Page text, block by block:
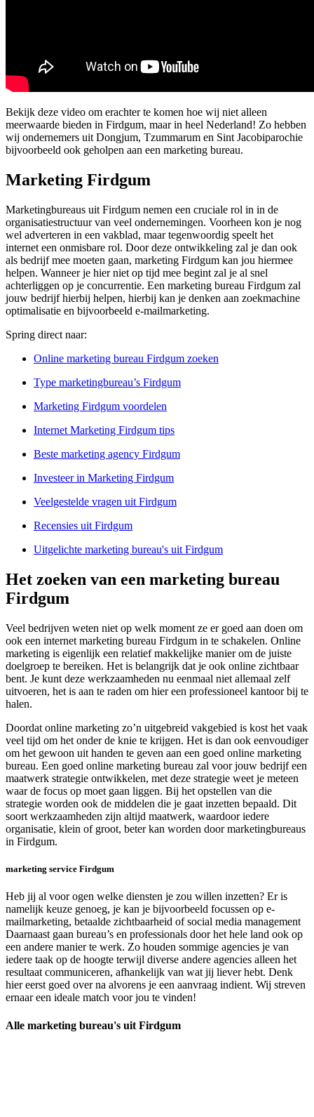
Bekijk deze video om erachter te komen hoe wij niet alleen
meerwaarde bieden in Firdgum, maar in heel Nederland! Zo hebben
wij ondernemers uit Dongjum, Tzummarum en Sint Jacobiparochie
bijvoorbeeld ook geholpen aan een marketing bureau.
Marketing Firdgum
Marketingbureaus uit Firdgum nemen een cruciale rol in in de
organisatiestructuur van veel ondernemingen. Voorheen kon je nog
wel adverteren in een vakblad, maar tegenwoordig speelt het
internet een onmisbare rol. Door deze ontwikkeling zal je dan ook
als bedrijf mee moeten gaan, marketing Firdgum kan jou hiermee
helpen. Wanneer je hier niet op tijd mee begint zal je al snel
achterliggen op je concurrentie. Een marketing bureau Firdgum zal
jouw bedrijf hierbij helpen, hierbij kan je denken aan zoekmachine
optimalisatie en bijvoorbeeld e-mailmarketing.
Spring direct naar:
Online marketing bureau Firdgum zoeken
Type marketingbureau’s Firdgum
Marketing Firdgum voordelen
Internet Marketing Firdgum tips
Beste marketing agency Firdgum
Investeer in Marketing Firdgum
Veelgestelde vragen uit Firdgum
Recensies uit Firdgum
Uitgelichte marketing bureau's uit Firdgum
Het zoeken van een marketing bureau
Firdgum
Veel bedrijven weten niet op welk moment ze er goed aan doen om
ook een internet marketing bureau Firdgum in te schakelen. Online
marketing is eigenlijk een relatief makkelijke manier om de juiste
doelgroep te bereiken. Het is belangrijk dat je ook online zichtbaar
bent. Je kunt deze werkzaamheden nu eenmaal niet allemaal zelf
uitvoeren, het is aan te raden om hier een professioneel kantoor bij te
halen.
Doordat online marketing zo’n uitgebreid vakgebied is kost het vaak
veel tijd om het onder de knie te krijgen. Het is dan ook eenvoudiger
om het gewoon uit handen te geven aan een goed online marketing
bureau. Een goed online marketing bureau zal voor jouw bedrijf een
maatwerk strategie ontwikkelen, met deze strategie weet je meteen
waar de focus op moet gaan liggen. Bij het opstellen van die
strategie worden ook de middelen die je gaat inzetten bepaald. Dit
soort werkzaamheden zijn altijd maatwerk, waardoor iedere
organisatie, klein of groot, beter kan worden door marketingbureaus
in Firdgum.
marketing service Firdgum
Heb jij al voor ogen welke diensten je zou willen inzetten? Er is
namelijk keuze genoeg, je kan je bijvoorbeeld focussen op e-
mailmarketing, betaalde zichtbaarheid of social media management
Daarnaast gaan bureau’s en professionals door het hele land ook op
een andere manier te werk. Zo houden sommige agencies je van
iedere taak op de hoogte terwijl diverse andere agencies alleen het
resultaat communiceren, afhankelijk van wat jij liever hebt. Denk
hier eerst goed over na alvorens je een aanvraag indient. Wij streven
ernaar een ideale match voor jou te vinden!
Alle marketing bureau's uit Firdgum